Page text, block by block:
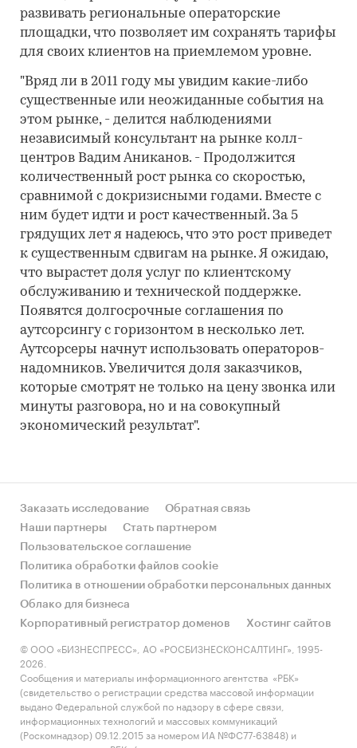
развивать региональные операторские
площадки, что позволяет им сохранять тарифы
для своих клиентов на приемлемом уровне.
"Вряд ли в 2011 году мы увидим какие-либо
существенные или неожиданные события на
этом рынке, - делится наблюдениями
независимый консультант на рынке колл-
центров Вадим Аниканов. - Продолжится
количественный рост рынка со скоростью,
сравнимой с докризисными годами. Вместе с
ним будет идти и рост качественный. За 5
грядущих лет я надеюсь, что это рост приведет
к существенным сдвигам на рынке. Я ожидаю,
что вырастет доля услуг по клиентскому
обслуживанию и технической поддержке.
Появятся долгосрочные соглашения по
аутсорсингу с горизонтом в несколько лет.
Аутсорсеры начнут использовать операторов-
надомников. Увеличится доля заказчиков,
которые смотрят не только на цену звонка или
минуты разговора, но и на совокупный
экономический результат".
Заказать исследование
Обратная связь
Наши партнеры
Стать партнером
Пользовательское соглашение
Политика обработки файлов cookie
Политика в отношении обработки персональных данных
Облако для бизнеса
Корпоративный регистратор доменов
Хостинг сайтов
© ООО «БИЗНЕСПРЕСС», АО «РОСБИЗНЕСКОНСАЛТИНГ», 1995-
2026.
Сообщения и материалы информационного агентства «РБК»
(свидетельство о регистрации средства массовой информации
выдано Федеральной службой по надзору в сфере связи,
информационных технологий и массовых коммуникаций
(Роскомнадзор) 09.12.2015 за номером ИА №ФС77-63848) и